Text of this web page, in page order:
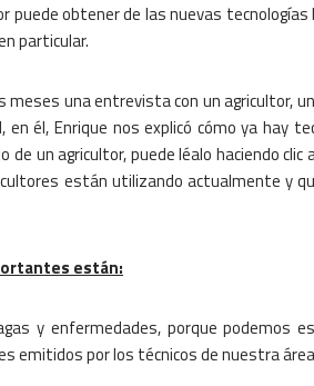
puede obtener de las nuevas
particular.
meses una entrevista con un agricultor,
en él, Enrique nos explicó cómo ya hay
de un agricultor, puede léalo haciendo
están utilizando actualmente y
están:
y enfermedades, porque podemos
emitidos por los técnicos de nuestra